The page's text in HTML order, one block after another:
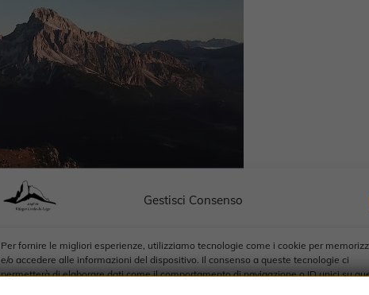
Gestisci Consenso
Per fornire le migliori esperienze, utilizziamo tecnologie come i cookie per
e/o accedere alle informazioni del dispositivo. Il consenso a queste tecnologie ci
permetterà di elaborare dati come il comportamento di navigazione o ID unici su